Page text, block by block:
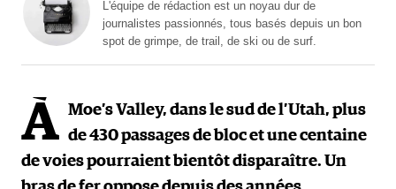
L'équipe de rédaction est un noyau dur de
journalistes passionnés, tous basés depuis un bon
spot de grimpe, de trail, de ski ou de surf.
À Moe’s Valley, dans le sud de l’Utah, plus
de 430 passages de bloc et une centaine
de voies pourraient bientôt disparaître. Un